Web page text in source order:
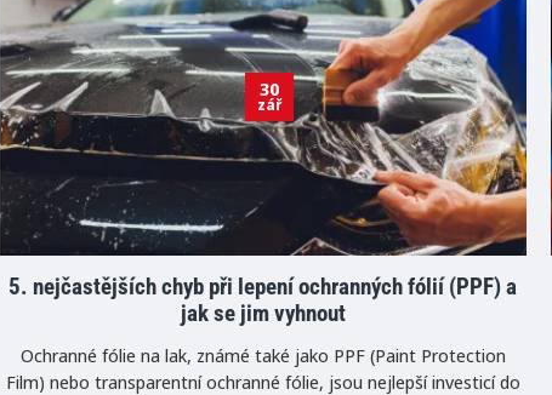
30
zář
5. nejčastějších chyb při lepení ochranných fólií (PPF) a
jak se jim vyhnout
Ochranné fólie na lak, známé také jako PPF (Paint Protection
Film) nebo transparentní ochranné fólie, jsou nejlepší investicí do